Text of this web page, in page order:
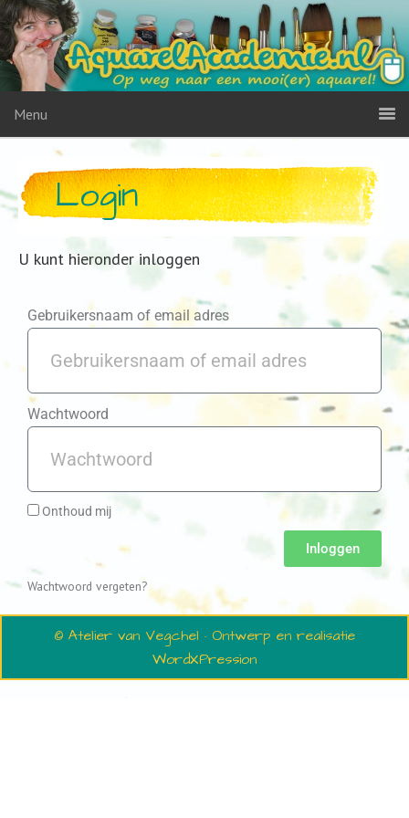
Menu
Login
U kunt hieronder inloggen
Gebruikersnaam of email adres
Wachtwoord
Onthoud mij
Inloggen
Wachtwoord vergeten?
© Atelier van Vegchel · Ontwerp en realisatie
WordXPression